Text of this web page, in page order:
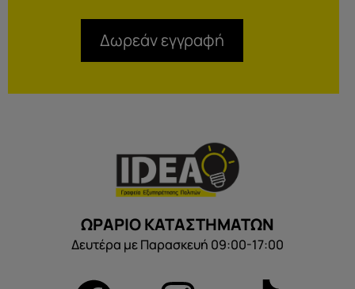
Δωρεάν εγγραφή
ΩΡΑΡΙΟ ΚΑΤΑΣΤΗΜΑΤΩΝ
Δευτέρα με Παρασκευή 09:00-17:00